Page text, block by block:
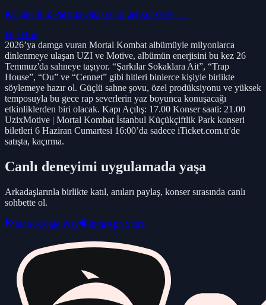
Küçükçiftlik Park'da yaklaşan diğer konserler →
Hip Hop
2026’ya damga vuran Mortal Kombat albümüyle milyonlarca
dinlenmeye ulaşan UZI ve Motive, albümün enerjisini bu kez 26
Temmuz'da sahneye taşıyor. “Şarkılar Sokaklara Ait”, “Trap
House”, “Ou” ve “Cennet” gibi hitleri binlerce kişiyle birlikte
söylemeye hazır ol. Güçlü sahne şovu, özel prodüksiyonu ve yüksek
temposuyla bu gece rap severlerin yaz boyunca konuşacağı
etkinliklerden biri olacak. Kapı Açılış: 17.00 Konser saati: 21.00
UzixMotive | Mortal Kombat İstanbul Küçükçiftlik Park konseri
biletleri 6 Haziran Cumartesi 16:00’da sadece iTicket.com.tr'de
satışta, kaçırma.
Canlı deneyimi uygulamada yaşa
Arkadaşlarınla birlikte katıl, anıları paylaş, konser sırasında canlı
sohbette ol.
IndirGoogle Play IndirApp Store